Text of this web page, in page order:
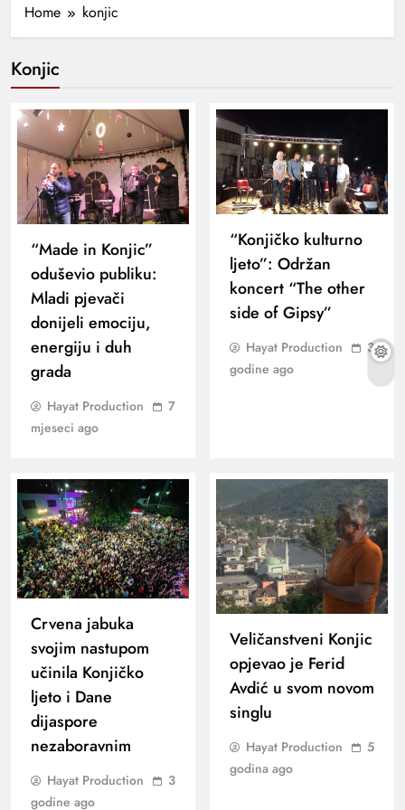
Home konjic
Konjic
“Made in Konjic”
oduševio publiku:
Mladi pjevači
donijeli emociju,
energiju i duh
grada
Hayat Production
7
mjeseci ago
“Konjičko kulturno
ljeto”: Održan
koncert “The other
side of Gipsy”
Hayat Production
3
godine ago
Crvena jabuka
svojim nastupom
učinila Konjičko
ljeto i Dane
dijaspore
nezaboravnim
Hayat Production
3
godine ago
Veličanstveni Konjic
opjevao je Ferid
Avdić u svom novom
singlu
Hayat Production
5
godina ago